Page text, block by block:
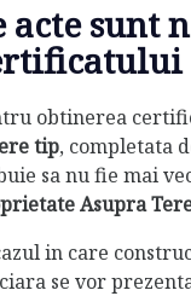
acte sunt
obtinerea
tip, completata
sa nu fie mai
Asupra
in care
se vor